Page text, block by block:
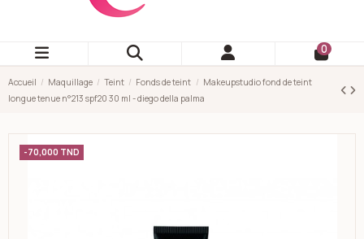
0
Accueil Maquillage Teint Fonds de teint
Makeupstudio fond de teint
longue tenue n°213 spf20 30 ml - diego della palma
-70,000 TND